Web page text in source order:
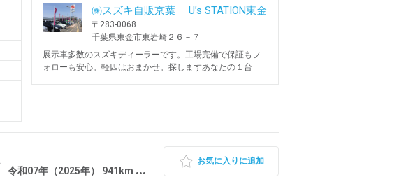
㈱スズキ自販京葉 U’s STATION東金
〒283-0068
千葉県東金市東岩崎２６－７
展示車多数のスズキディーラーです。工場完備で保証もフ
ォローも安心。軽四はおまかせ。探しますあなたの１台
令和07年（2025年） 941km 千葉県東金市
お気に入りに追加